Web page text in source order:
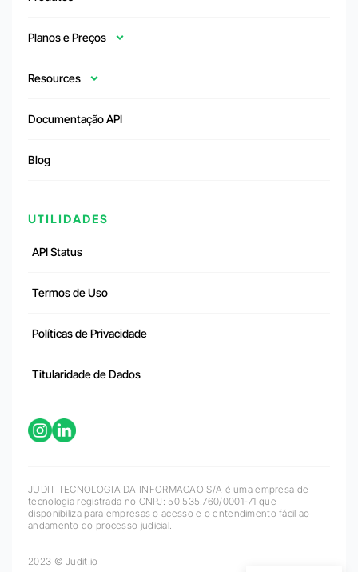
Planos e Preços
Resources
Documentação API
Blog
UTILIDADES
API Status
Termos de Uso
Políticas de Privacidade
Titularidade de Dados
JUDIT TECNOLOGIA DA INFORMACAO S/A é uma empresa de
tecnologia registrada no CNPJ: 50.535.760/0001-71 que
disponibiliza para empresas o acesso e o entendimento fácil ao
andamento do processo judicial.
2023 © Judit.io